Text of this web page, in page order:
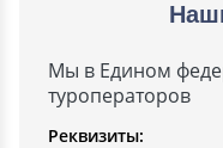
Мы в Едином
туроператоров
Реквизиты: